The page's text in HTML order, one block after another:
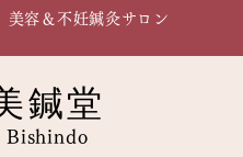
美容＆不妊鍼灸サロン
鍼堂
Bishindo